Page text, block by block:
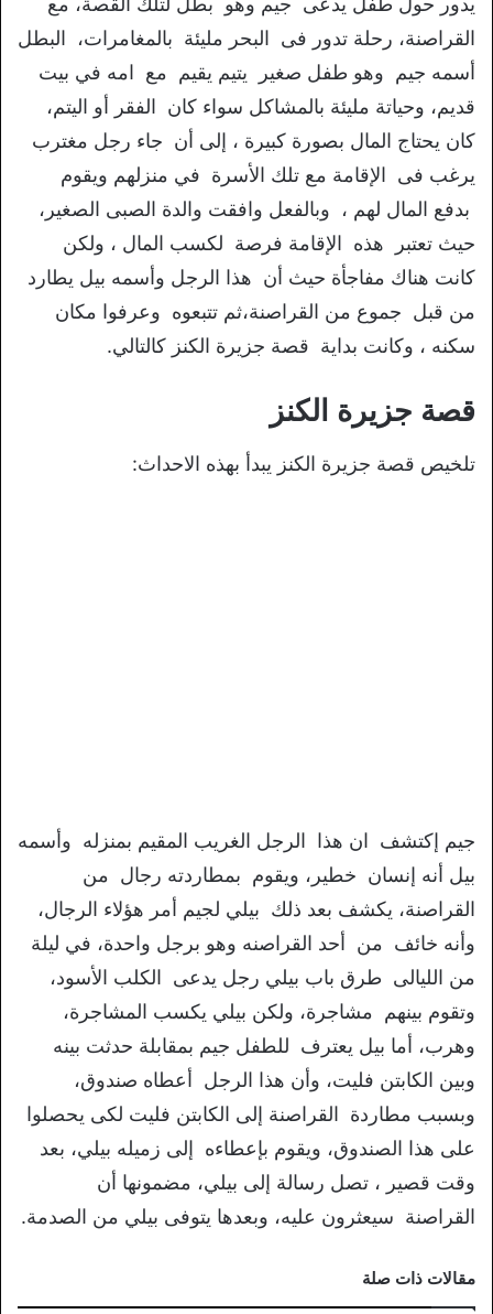
القراصنة، رحلة تدور فى البحر مليئة بالمغامرات، البطل
أسمه جيم وهو طفل صغير يتيم يقيم مع امه في بيت
قديم، وحياتة مليئة بالمشاكل سواء كان الفقر أو اليتم،
كان يحتاج المال بصورة كبيرة ، إلى أن جاء رجل مغترب
يرغب فى الإقامة مع تلك الأسرة في منزلهم ويقوم
بدفع المال لهم ، وبالفعل وافقت والدة الصبى الصغير،
حيث تعتبر هذه الإقامة فرصة لكسب المال ، ولكن
كانت هناك مفاجأة حيث أن هذا الرجل وأسمه بيل يطارد
من قبل جموع من القراصنة،ثم تتبعوه وعرفوا مكان
سكنه ، وكانت بداية قصة جزيرة الكنز كالتالي.
قصة جزيرة الكنز
تلخيص قصة جزيرة الكنز يبدأ بهذه الاحداث:
جيم إكتشف ان هذا الرجل الغريب المقيم بمنزله وأسمه
بيل أنه إنسان خطير، ويقوم بمطاردته رجال من
القراصنة، يكشف بعد ذلك بيلي لجيم أمر هؤلاء الرجال،
وأنه خائف من أحد القراصنه وهو برجل واحدة، في ليلة
من الليالى طرق باب بيلي رجل يدعى الكلب الأسود،
وتقوم بينهم مشاجرة، ولكن بيلي يكسب المشاجرة،
وهرب، أما بيل يعترف للطفل جيم بمقابلة حدثت بينه
وبين الكابتن فليت، وأن هذا الرجل أعطاه صندوق،
وبسبب مطاردة القراصنة إلى الكابتن فليت لكى يحصلوا
على هذا الصندوق، ويقوم بإعطاءه إلى زميله بيلي، بعد
وقت قصير ، تصل رسالة إلى بيلي، مضمونها أن
القراصنة سيعثرون عليه، وبعدها يتوفى بيلي من الصدمة.
مقالات ذات صلة